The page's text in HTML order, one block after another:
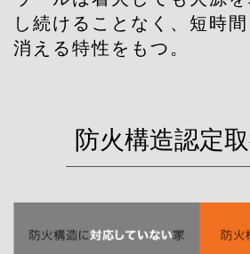
し続けることなく、短時
消える特性をもつ。
防火構造認定